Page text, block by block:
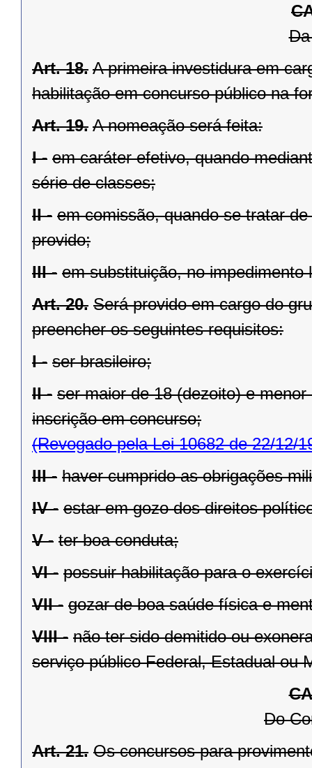
Art. 18. A primeira investidura em
habilitação em concurso público na
Art. 19. A nomeação será feita:
I - em caráter efetivo, quando
série de classes;
II - em comissão, quando se tratar
provido;
III - em substituição, no
Art. 20. Será provido em cargo do
preencher os seguintes requisitos:
I - ser brasileiro;
II - ser maior de 18 (dezoito) e
inscrição em concurso;
(Revogado pela Lei 10682 de 22/12/
III - haver cumprido as obrigações
IV - estar em gozo dos direitos
V - ter boa conduta;
VI - possuir habilitação para o
VII - gozar de boa saúde física e
VIII - não ter sido demitido ou
serviço público Federal, Estadual ou
Do
Art. 21. Os concursos para